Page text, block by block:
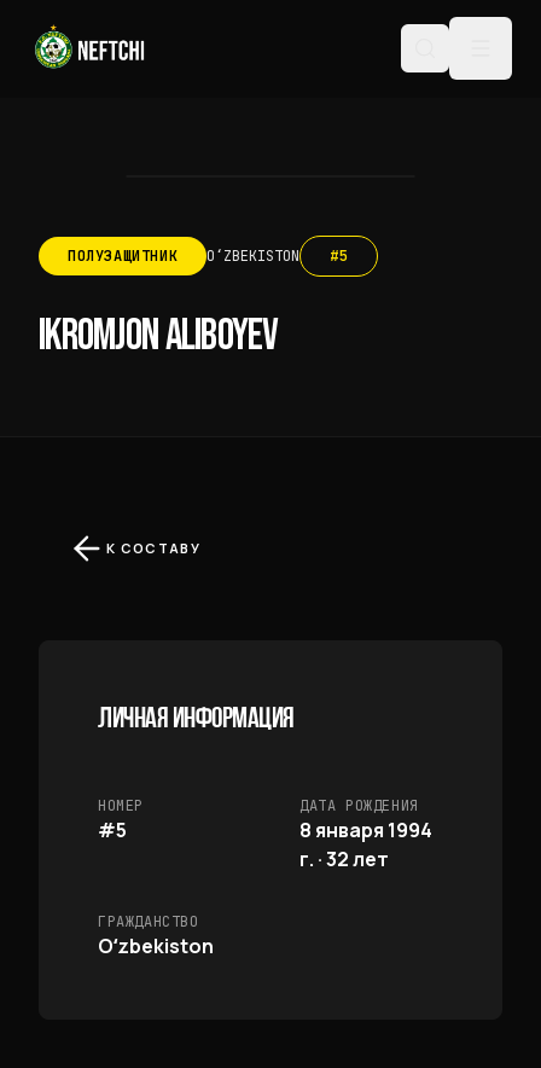
ПОЛУЗАЩИТНИК OʻZBEKISTON #5
IKROMJON ALIBOYEV
К СОСТАВУ
ЛИЧНАЯ ИНФОРМАЦИЯ
НОМЕР
#5
ДАТА РОЖДЕНИЯ
8 января 1994
г. · 32 лет
ГРАЖДАНСТВО
Oʻzbekiston